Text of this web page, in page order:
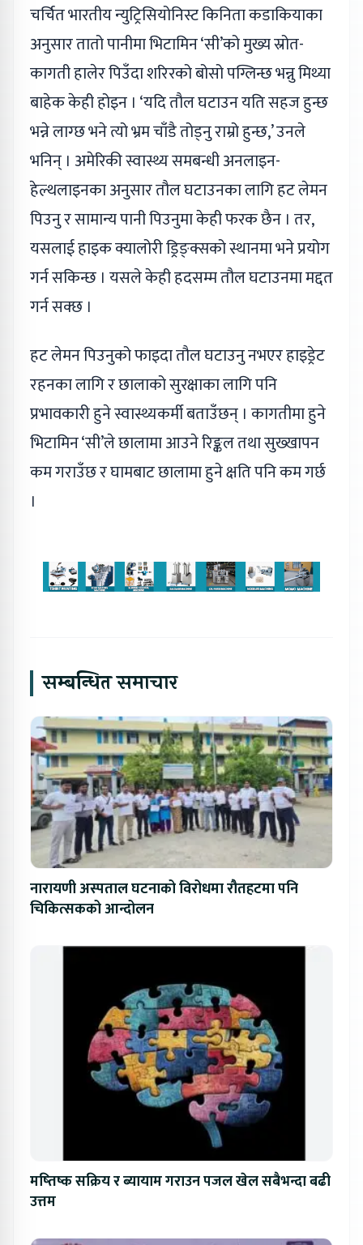
चर्चित भारतीय न्युट्रिसियोनिस्ट किनिता कडाकियाका
अनुसार तातो पानीमा भिटामिन ‘सी’को मुख्य स्रोत-
कागती हालेर पिउँदा शरिरको बोसो पग्लिन्छ भन्नु मिथ्या
बाहेक केही होइन । ‘यदि तौल घटाउन यति सहज हुन्छ
भन्ने लाग्छ भने त्यो भ्रम चाँडै तोड्नु राम्रो हुन्छ,’ उनले
भनिन् । अमेरिकी स्वास्थ्य समबन्धी अनलाइन-
हेल्थलाइनका अनुसार तौल घटाउनका लागि हट लेमन
पिउनु र सामान्य पानी पिउनुमा केही फरक छैन । तर,
यसलाई हाइक क्यालोरी ड्रिङ्क्सको स्थानमा भने प्रयोग
गर्न सकिन्छ । यसले केही हदसम्म तौल घटाउनमा मद्दत
गर्न सक्छ ।
हट लेमन पिउनुको फाइदा तौल घटाउनु नभएर हाइड्रेट
रहनका लागि र छालाको सुरक्षाका लागि पनि
प्रभावकारी हुने स्वास्थ्यकर्मी बताउँछन् । कागतीमा हुने
भिटामिन ‘सी’ले छालामा आउने रिङ्कल तथा सुख्खापन
कम गराउँछ र घामबाट छालामा हुने क्षति पनि कम गर्छ
।
सम्बन्धित समाचार
नारायणी अस्पताल घटनाको विरोधमा रौतहटमा पनि
चिकित्सकको आन्दोलन
मष्तिष्क सक्रिय र ब्यायाम गराउन पजल खेल सबैभन्दा बढी
उत्तम